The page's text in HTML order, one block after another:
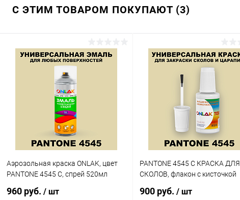
С ЭТИМ ТОВАРОМ ПОКУПАЮТ (3)
Аэрозольная краска ONLAK, цвет
PANTONE 4545 C, спрей 520мл
960 руб. / шт
PANTONE 4545 C КРАСКА ДЛЯ
СКОЛОВ, флакон с кисточкой
900 руб. / шт